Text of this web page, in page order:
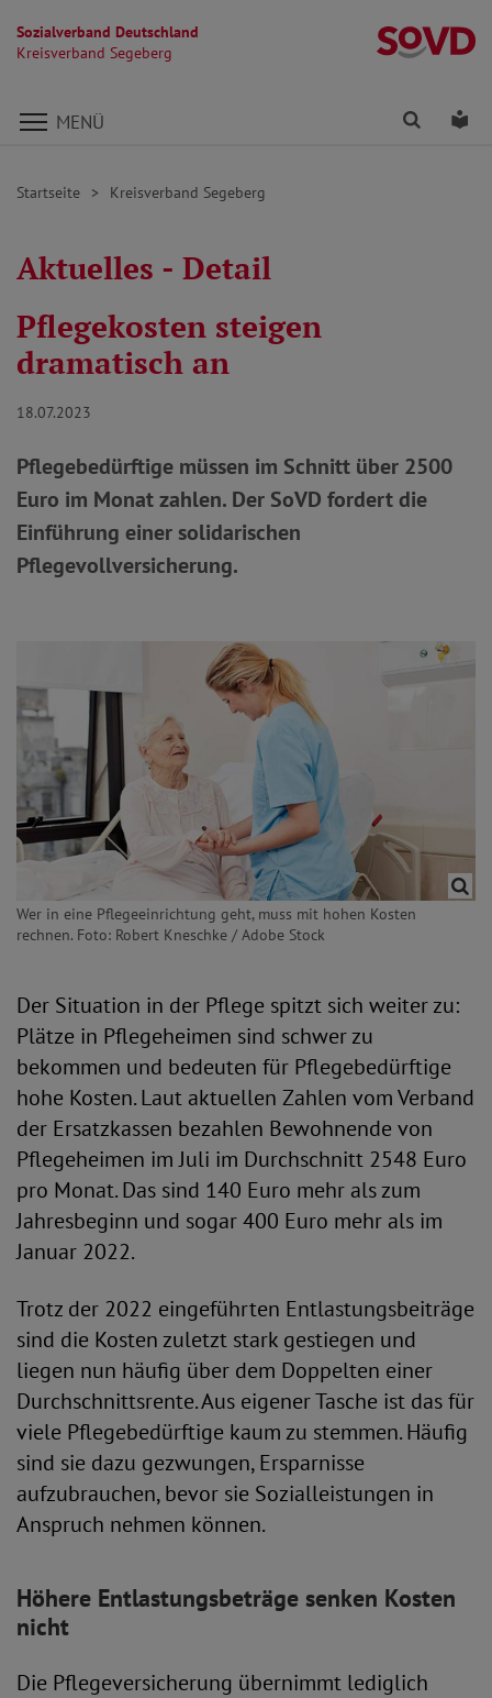
Sozialverband Deutschland
Kreisverband Segeberg
Direkt zu den Inhalten springen
MENÜ Finden
Startseite Kreisverband Segeberg
Aktuelles - Detail
Pflegekosten steigen
dramatisch an
18.07.2023
Pflegebedürftige müssen im Schnitt über 2500
Euro im Monat zahlen. Der SoVD fordert die
Einführung einer solidarischen
Pflegevollversicherung.
Wer in eine Pflegeeinrichtung geht, muss mit hohen Kosten
rechnen. Foto: Robert Kneschke / Adobe Stock
Der Situation in der Pflege spitzt sich weiter zu:
Plätze in Pflegeheimen sind schwer zu
bekommen und bedeuten für Pflegebedürftige
hohe Kosten. Laut aktuellen Zahlen vom Verband
der Ersatzkassen bezahlen Bewohnende von
Pflegeheimen im Juli im Durchschnitt 2548 Euro
pro Monat. Das sind 140 Euro mehr als zum
Jahresbeginn und sogar 400 Euro mehr als im
Januar 2022.
Trotz der 2022 eingeführten Entlastungsbeiträge
sind die Kosten zuletzt stark gestiegen und
liegen nun häufig über dem Doppelten einer
Durchschnittsrente. Aus eigener Tasche ist das für
viele Pflegebedürftige kaum zu stemmen. Häufig
sind sie dazu gezwungen, Ersparnisse
aufzubrauchen, bevor sie Sozialleistungen in
Anspruch nehmen können.
Höhere Entlastungsbeträge senken Kosten
nicht
Die Pflegeversicherung übernimmt lediglich